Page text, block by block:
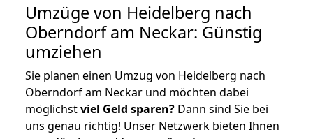
Umzüge von Heidelberg nach
Oberndorf am Neckar: Günstig
umziehen
Sie planen einen Umzug von Heidelberg nach
Oberndorf am Neckar und möchten dabei
möglichstviel Geld sparen? Dann sind Sie bei
uns genau richtig! Unser Netzwerk bieten Ihnen